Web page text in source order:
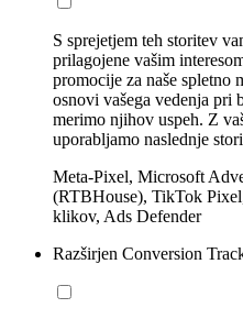
S sprejetjem teh storitev
prilagojene vašim
promocije za naše spletno
osnovi vašega vedenja pri
merimo njihov uspeh. Z
uporabljamo naslednje
Meta-Pixel, Microsoft
(RTBHouse), TikTok
klikov, Ads Defender
Razširjen Conversion